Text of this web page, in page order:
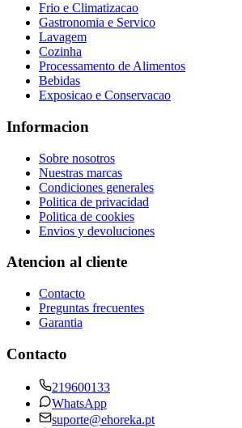
Frio e Climatizacao
Gastronomia e Servico
Lavagem
Cozinha
Processamento de Alimentos
Bebidas
Exposicao e Conservacao
Informacion
Sobre nosotros
Nuestras marcas
Condiciones generales
Politica de privacidad
Politica de cookies
Envios y devoluciones
Atencion al cliente
Contacto
Preguntas frecuentes
Garantia
Contacto
219600133
WhatsApp
suporte@ehoreka.pt